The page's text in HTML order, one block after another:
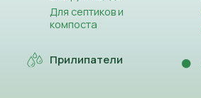
Для септиков и
компоста
Прилипатели